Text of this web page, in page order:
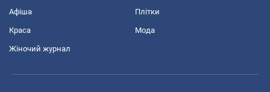
Афіша Плітки
Краса Мода
Жіночий журнал